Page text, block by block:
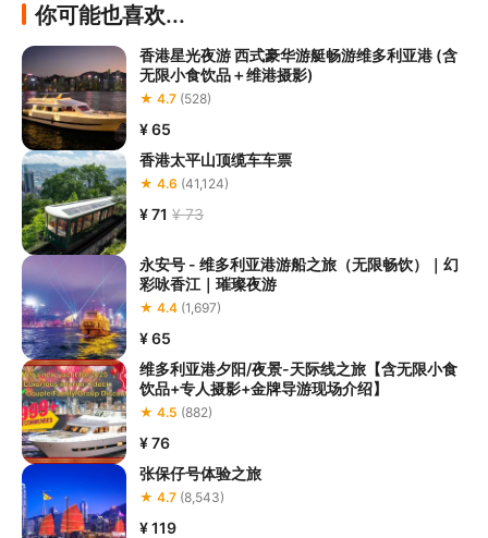
伤，不适宜接触水的游客不得参加本项目
您是否符合出行要求；
4.无论您是否具备游泳能力，请您在参加项目期间全程正确穿戴相
应的安全器具并听从现场工作人员的指挥，
落等意外事件；
5.请您在预定前向客服工作人员了解参与本项目的准入年龄等准入
要求，否则预定失败的风险由您本人自行承担。
6.室外水上运动受天气影响较大，旅行社将密切关注项目进行期间
的天气状况，若本项目因天气恶劣无法成行的，请您遵循工作人员
你可能也喜欢...
香港星光夜游 西式豪华游艇畅游维多利亚港 (含
无限小食饮品＋维港摄影)
★ 4.7 (528)
¥ 65
香港太平山顶缆车车票
★ 4.6 (41,124)
¥ 71 ¥ 73
永安号 - 维多利亚港游船之旅（无限畅饮）｜幻
彩咏香江｜璀璨夜游
★ 4.4 (1,697)
¥ 65
维多利亚港夕阳/夜景-天际线之旅【含无限小食
饮品+专人摄影+金牌导游现场介绍】
★ 4.5 (882)
¥ 76
张保仔号体验之旅
★ 4.7 (8,543)
¥ 119